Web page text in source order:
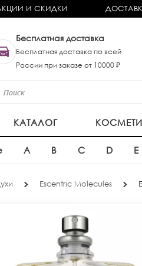
И СКИДКИ
Бесплатная доставка
Бесплатная доставка по всей
России при заказе от 10000 ₽
КАТАЛОГ
A B C D E
Escentric Molecules